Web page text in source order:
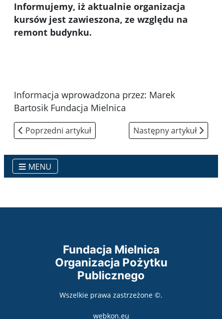
MENU
Informujemy, iż aktualnie organizacja
kursów jest zawieszona, ze względu na
remont budynku.
Informacja wprowadzona przez: Marek
Bartosik Fundacja Mielnica
Poprzedni artykuł: Zestaw pomocy do diagnozy testem
Poprzedni artykuł Następny artykuł:
Następny artykuł
Fundacja Mielnica
Organizacja Pożytku
Publicznego
Wszelkie prawa zastrzeżone ©.
webkon.eu